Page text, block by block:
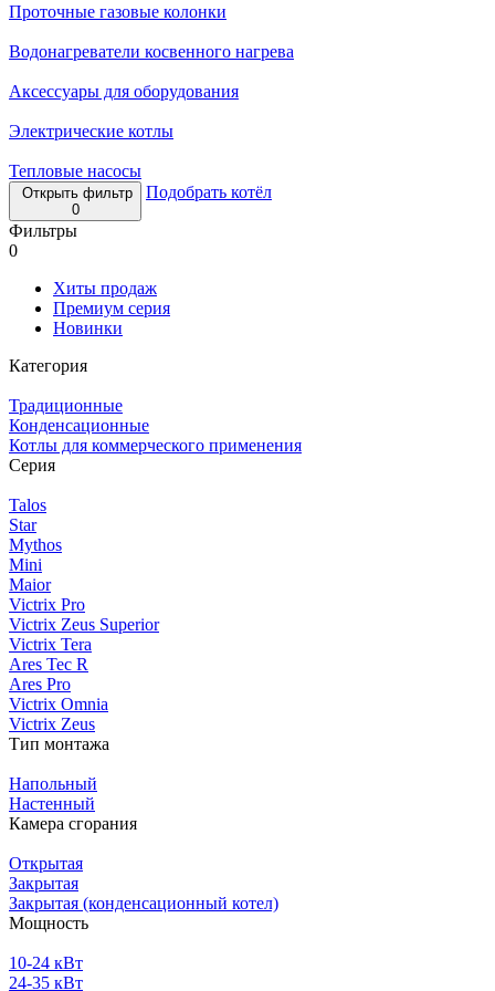
Проточные газовые колонки
Водонагреватели косвенного нагрева
Аксессуары для оборудования
Электрические котлы
Тепловые насосы
Открыть фильтр
0
Подобрать котёл
Фильтры
0
Хиты продаж
Премиум серия
Новинки
Категория
Традиционные
Конденсационные
Котлы для коммерческого применения
Серия
Talos
Star
Mythos
Mini
Maior
Victrix Pro
Victrix Zeus Superior
Victrix Tera
Ares Tec R
Ares Pro
Victrix Omnia
Victrix Zeus
Тип монтажа
Напольный
Настенный
Камера сгорания
Открытая
Закрытая
Закрытая (конденсационный котел)
Мощность
10-24 кВт
24-35 кВт